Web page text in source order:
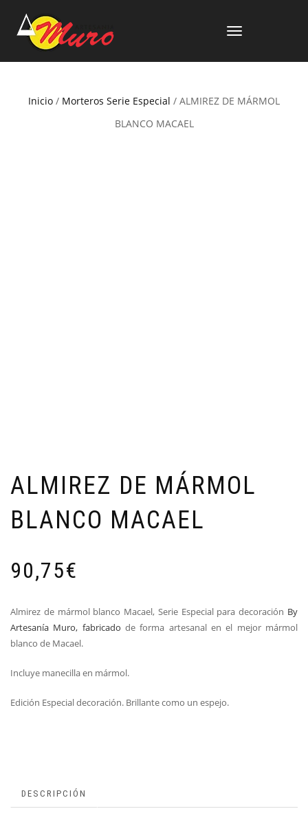
CAMBIAR
Inicio / Morteros Serie Especial / ALMIREZ DE MÁRMOL
BLANCO MACAEL
ALMIREZ DE MÁRMOL
BLANCO MACAEL
90,75€
Almirez de mármol blanco Macael, Serie Especial para decoración By
Artesanía Muro, fabricado de forma artesanal en el mejor mármol
blanco de Macael.
Incluye manecilla en mármol.
Edición Especial decoración. Brillante como un espejo.
DESCRIPCIÓN